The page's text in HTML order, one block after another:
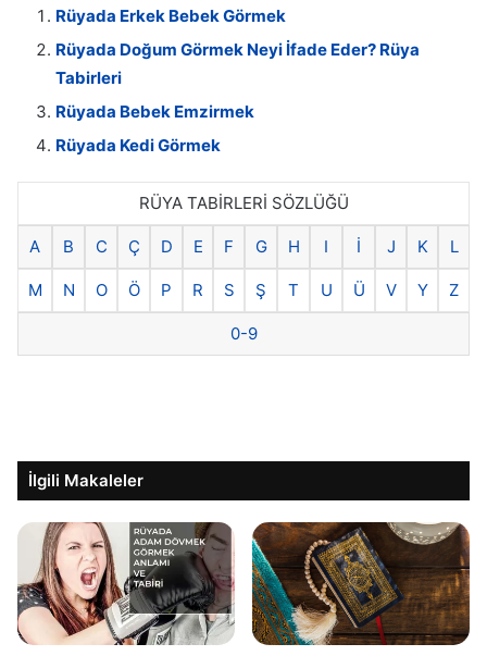
Rüyada Erkek Bebek Görmek
Rüyada Doğum Görmek Neyi İfade Eder? Rüya
Tabirleri
Rüyada Bebek Emzirmek
Rüyada Kedi Görmek
RÜYA TABİRLERİ SÖZLÜĞÜ
A B C Ç D E F G H I İ J K L
M N O Ö P R S Ş T U Ü V Y Z
0-9
İlgili Makaleler